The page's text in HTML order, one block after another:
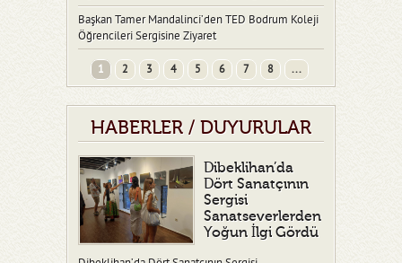
Başkan Tamer Mandalinci’den TED Bodrum Koleji
Öğrencileri Sergisine Ziyaret
1 2 3 4 5 6 7 8 ...
HABERLER / DUYURULAR
Dibeklihan’da
Dört Sanatçının
Sergisi
Sanatseverlerden
Yoğun İlgi Gördü